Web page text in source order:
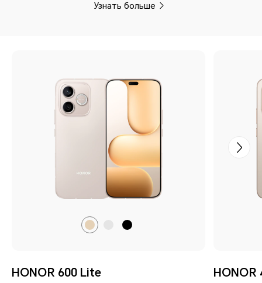
Узнать больше
ПустынныйВельветовый
Вельветовый
HONOR 600 Lite HONOR